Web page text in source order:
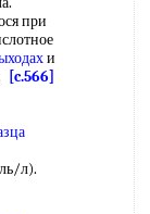
при
и
[c.566]
л).